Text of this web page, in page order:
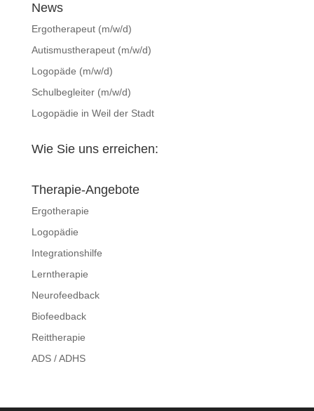
News
Ergotherapeut (m/w/d)
Autismustherapeut (m/w/d)
Logopäde (m/w/d)
Schulbegleiter (m/w/d)
Logopädie in Weil der Stadt
Wie Sie uns erreichen:
Therapie-Angebote
Ergotherapie
Logopädie
Integrationshilfe
Lerntherapie
Neurofeedback
Biofeedback
Reittherapie
ADS / ADHS